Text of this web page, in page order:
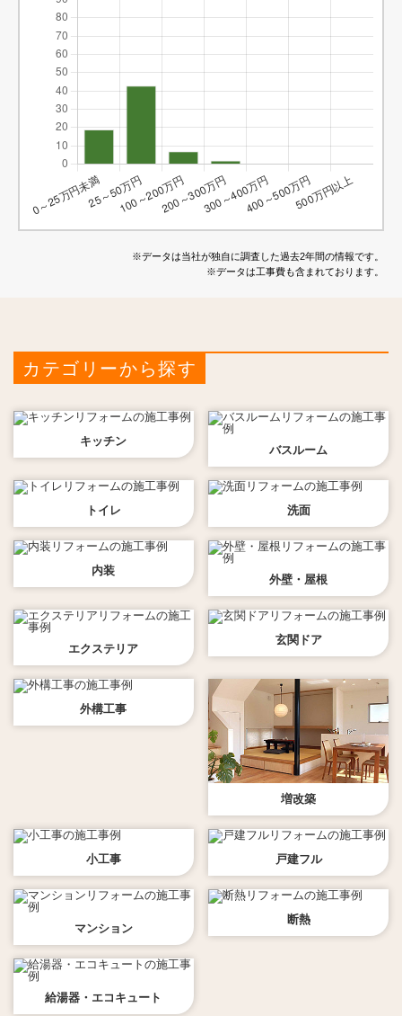
※データは当社が独自に調査した過去2年間の情報です。
※データは工事費も含まれております。
カテゴリーから探す
キッチン
バスルーム
トイレ 洗面
内装
外壁・屋根
エクステリア
玄関ドア
外構工事
増改築
小工事 戸建フル
マンション
断熱
給湯器・エコキュート